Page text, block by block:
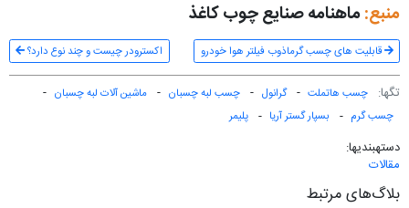
منبع:ماهنامه صنایع چوب کاغذ
قابلیت های چسب گرماذوب فیلتر هوا خودرو اکسترودر چیست و چند نوع دارد؟
تگ‎ها: چسب هاتملت گرانول چسب لبه چسبان
ماشین آلات لبه چسبان
چسب گرم
بسپار گستر آریا پلیمر
دسته‎بندی‎ها:
مقالات
بلاگ‌های مرتبط